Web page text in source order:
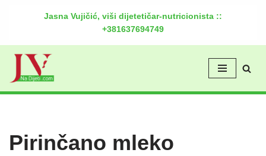
Jasna Vujičić, viši dijetetičar-nutricionista ::
+381637694749
Pirinčano mleko